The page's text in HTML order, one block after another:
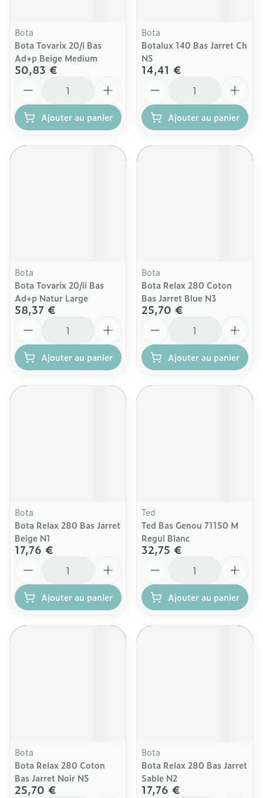
Bota
Bota Tovarix 20/i Bas
Ad+p Beige Medium
50,83 €
Ajouter au panier
Bota
Botalux 140 Bas Jarret Ch
N5
14,41 €
Ajouter au panier
Bota
Bota Tovarix 20/ii Bas
Ad+p Natur Large
58,37 €
Ajouter au panier
Bota
Bota Relax 280 Coton
Bas Jarret Blue N3
25,70 €
Ajouter au panier
Bota
Bota Relax 280 Bas Jarret
Beige N1
17,76 €
Ajouter au panier
Ted
Ted Bas Genou 71150 M
Regul Blanc
32,75 €
Ajouter au panier
Bota
Bota Relax 280 Coton
Bas Jarret Noir N5
25,70 €
Bota
Bota Relax 280 Bas Jarret
Sable N2
17,76 €